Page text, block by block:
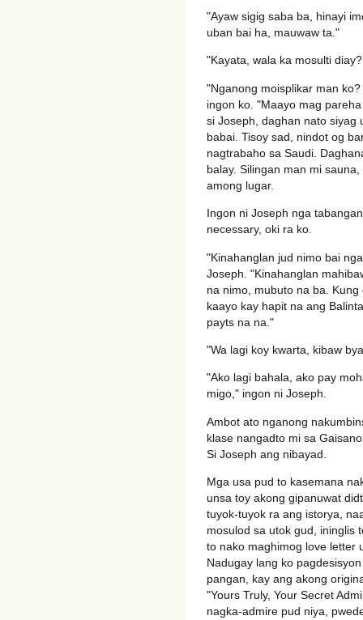
"Ayaw sigig saba ba, hinayi
uban bai ha, mauwaw ta."
"Kayata, wala ka mosulti
"Nganong moisplikar man
ingon ko. "Maayo mag
si Joseph, daghan nato siyag
babai. Tisoy sad, nindot og
nagtrabaho sa Saudi.
balay. Silingan man mi
among lugar.
Ingon ni Joseph nga
necessary, oki ra ko.
"Kinahanglan jud nimo bai
Joseph. "Kinahanglan
na nimo, mubuto na ba.
kaayo kay hapit na ang
payts na na."
"Wa lagi koy kwarta, kibaw
"Ako lagi bahala, ako pay
migo," ingon ni Joseph.
Ambot ato nganong
klase nangadto mi sa
Si Joseph ang nibayad.
Mga usa pud to kasemana
unsa toy akong gipanuwat
tuyok-tuyok ra ang istorya,
mosulod sa utok gud, ininglis
to nako maghimog love letter
Nadugay lang ko
pangan, kay ang akong
"Yours Truly, Your Secret
nagka-admire pud niya,